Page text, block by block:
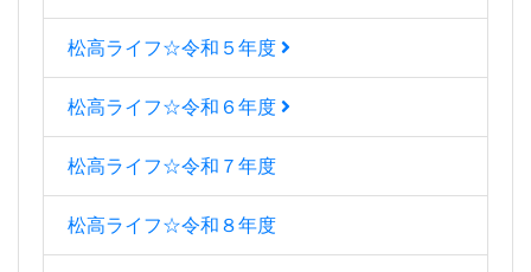
松高ライフ☆令和５年度
松高ライフ☆令和６年度
松高ライフ☆令和７年度
松高ライフ☆令和８年度